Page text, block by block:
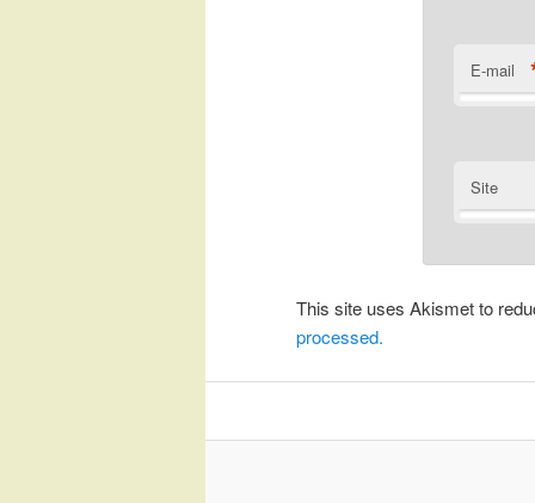
E-mail
Site
This site uses Akismet to
processed.